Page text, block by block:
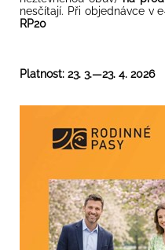
nesčítají. Při objednávce v
RP20
Platnost: 23. 3.—23. 4. 2026